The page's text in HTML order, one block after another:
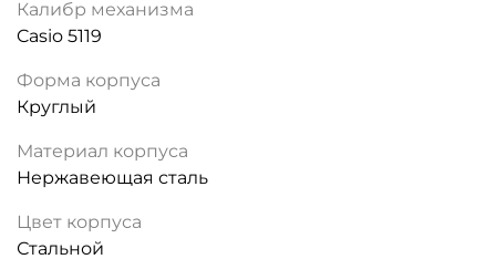
Калибр механизма
Casio 5119
Форма корпуса
Круглый
Материал корпуса
Нержавеющая сталь
Цвет корпуса
Стальной